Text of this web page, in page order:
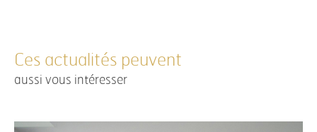
Ces actualités peuvent
aussi vous intéresser